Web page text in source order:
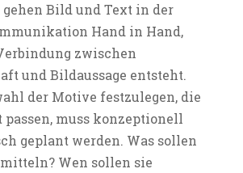
Bild und Text in der
Hand in Hand,
zwischen
und Bildaussage entsteht.
der Motive festzulegen, die
passen, muss konzeptionell
geplant werden. Was sollen
Wen sollen sie